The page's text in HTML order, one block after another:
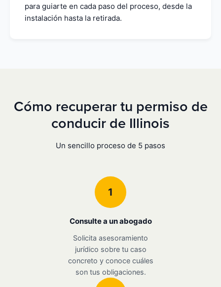
para guiarte en cada paso del proceso, desde la
instalación hasta la retirada.
Cómo recuperar tu permiso de
conducir de Illinois
Un sencillo proceso de 5 pasos
1
Consulte a un abogado
Solicita asesoramiento
jurídico sobre tu caso
concreto y conoce cuáles
son tus obligaciones.